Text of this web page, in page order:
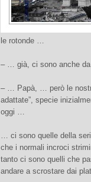
le rotonde …
– … già, ci sono anche
– … Papà, … però le
adattate”, specie
oggi …
… ci sono quelle della
che i normali incroci
tanto ci sono quelli che
andare a scrostare dai